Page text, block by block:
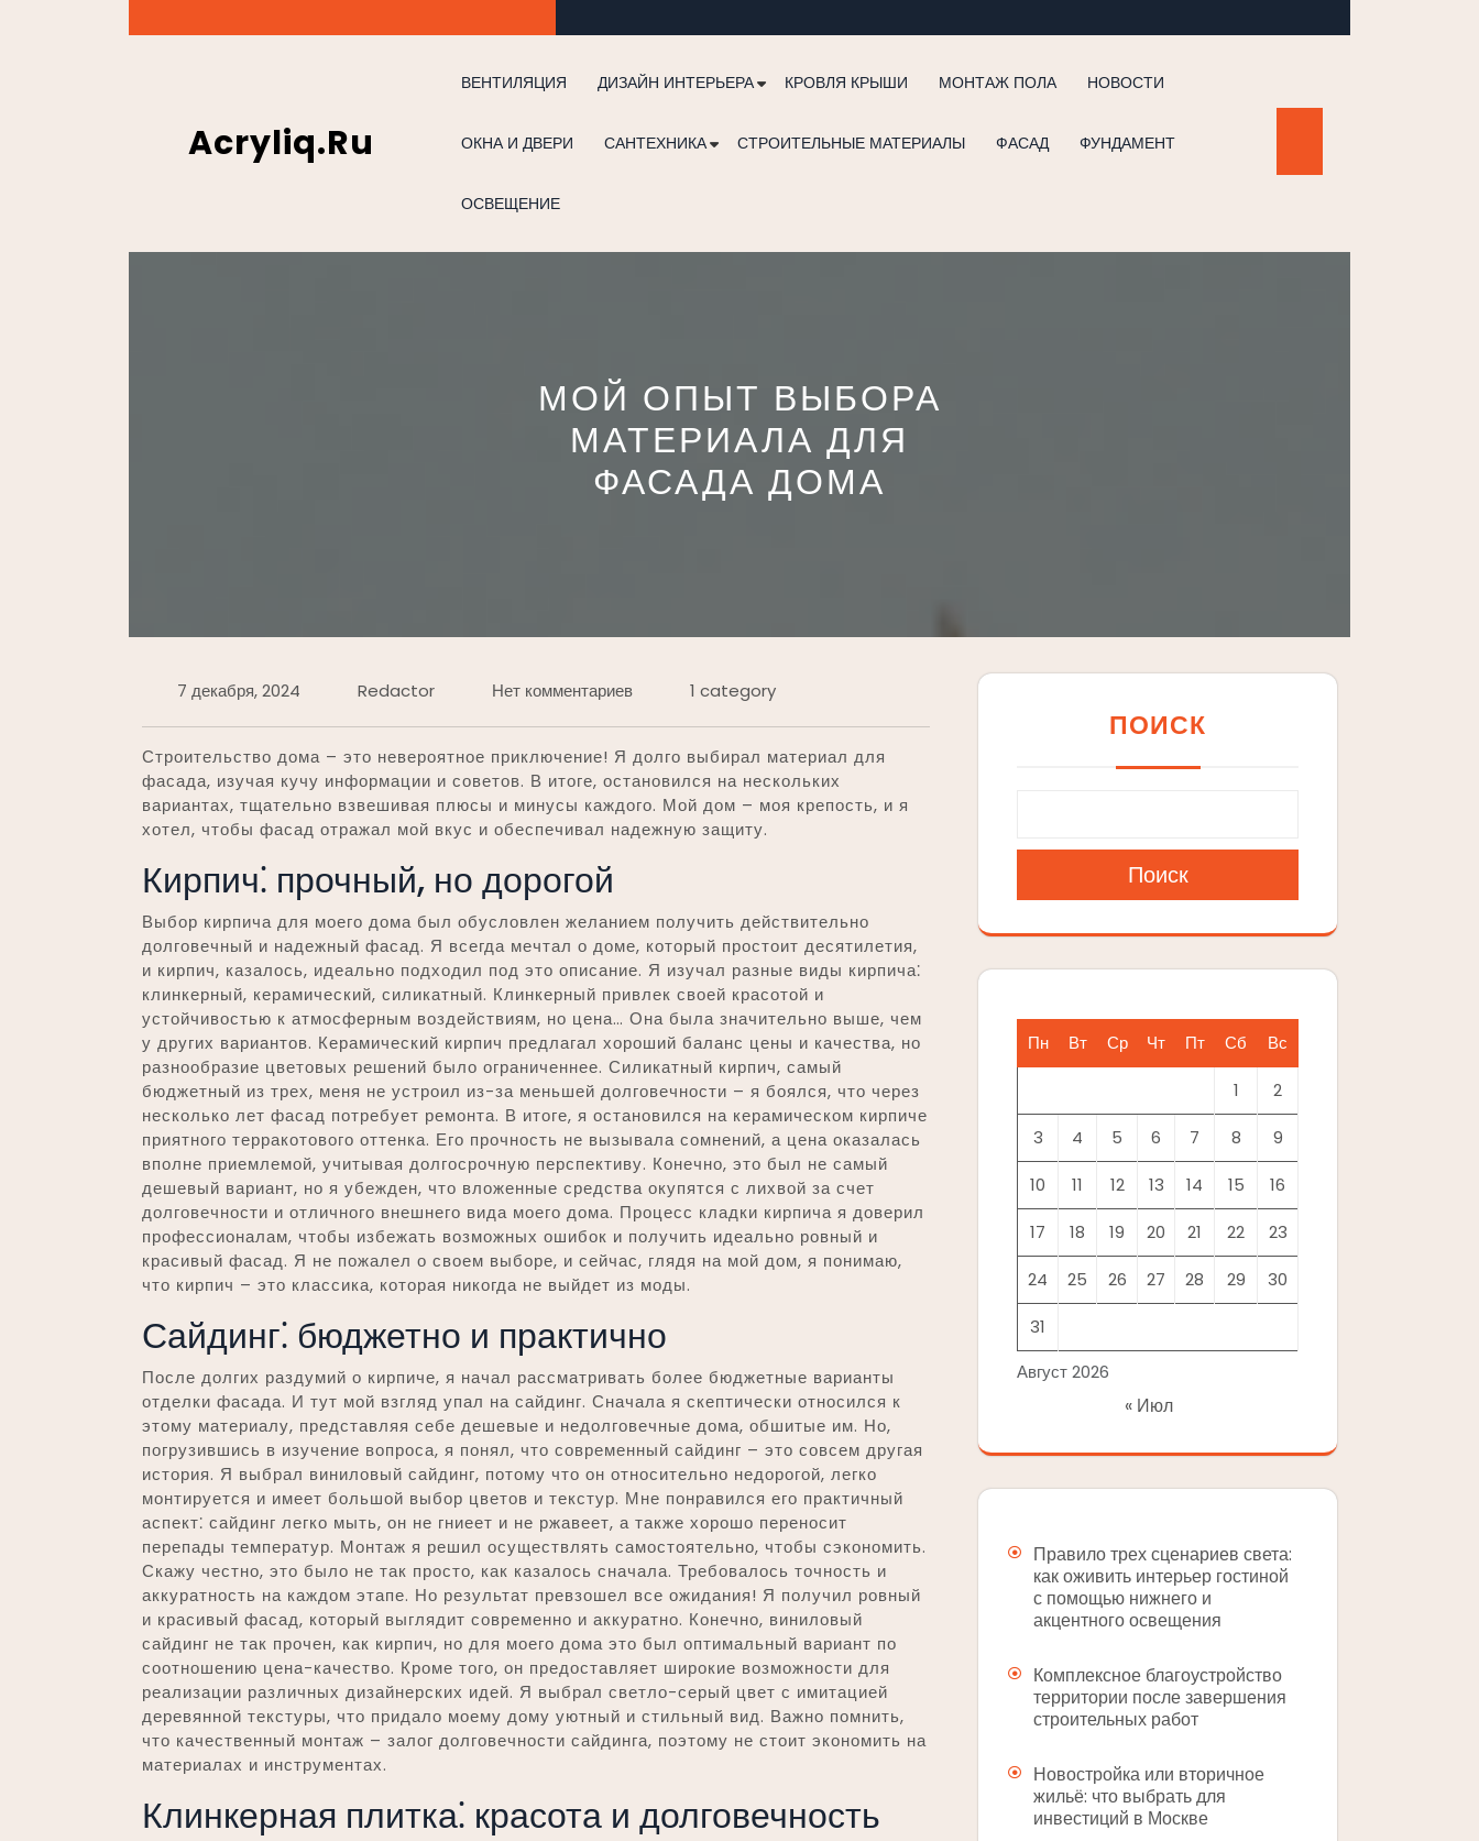
к
Acryliq.ru
ВЕНТИЛЯЦИЯ ДИЗАЙН ИНТЕРЬЕРА КРОВЛЯ КРЫШИ МОНТАЖ ПОЛА НОВОСТИ
ОКНА И ДВЕРИ САНТЕХНИКА СТРОИТЕЛЬНЫЕ МАТЕРИАЛЫ ФАСАД ФУНДАМЕНТ
ОСВЕЩЕНИЕ
МОЙ ОПЫТ ВЫБОРА
МАТЕРИАЛА ДЛЯ
ФАСАДА ДОМА
7 декабря, 2024 Redactor Нет комментариев 1 category
Строительство дома – это невероятное приключение! Я долго выбирал материал для
фасада, изучая кучу информации и советов. В итоге, остановился на нескольких
вариантах, тщательно взвешивая плюсы и минусы каждого. Мой дом – моя крепость, и я
хотел, чтобы фасад отражал мой вкус и обеспечивал надежную защиту.
Кирпич⁚ прочный, но дорогой
Выбор кирпича для моего дома был обусловлен желанием получить действительно
долговечный и надежный фасад. Я всегда мечтал о доме, который простоит десятилетия,
и кирпич, казалось, идеально подходил под это описание. Я изучал разные виды кирпича⁚
клинкерный, керамический, силикатный. Клинкерный привлек своей красотой и
устойчивостью к атмосферным воздействиям, но цена… Она была значительно выше, чем
у других вариантов. Керамический кирпич предлагал хороший баланс цены и качества, но
разнообразие цветовых решений было ограниченнее. Силикатный кирпич, самый
бюджетный из трех, меня не устроил из-за меньшей долговечности – я боялся, что через
несколько лет фасад потребует ремонта. В итоге, я остановился на керамическом кирпиче
приятного терракотового оттенка. Его прочность не вызывала сомнений, а цена оказалась
вполне приемлемой, учитывая долгосрочную перспективу. Конечно, это был не самый
дешевый вариант, но я убежден, что вложенные средства окупятся с лихвой за счет
долговечности и отличного внешнего вида моего дома. Процесс кладки кирпича я доверил
профессионалам, чтобы избежать возможных ошибок и получить идеально ровный и
красивый фасад. Я не пожалел о своем выборе, и сейчас, глядя на мой дом, я понимаю,
что кирпич – это классика, которая никогда не выйдет из моды.
Сайдинг⁚ бюджетно и практично
После долгих раздумий о кирпиче, я начал рассматривать более бюджетные варианты
отделки фасада. И тут мой взгляд упал на сайдинг. Сначала я скептически относился к
этому материалу, представляя себе дешевые и недолговечные дома, обшитые им. Но,
погрузившись в изучение вопроса, я понял, что современный сайдинг – это совсем другая
история. Я выбрал виниловый сайдинг, потому что он относительно недорогой, легко
монтируется и имеет большой выбор цветов и текстур. Мне понравился его практичный
аспект⁚ сайдинг легко мыть, он не гниеет и не ржавеет, а также хорошо переносит
перепады температур. Монтаж я решил осуществлять самостоятельно, чтобы сэкономить.
Скажу честно, это было не так просто, как казалось сначала. Требовалось точность и
аккуратность на каждом этапе. Но результат превзошел все ожидания! Я получил ровный
и красивый фасад, который выглядит современно и аккуратно. Конечно, виниловый
сайдинг не так прочен, как кирпич, но для моего дома это был оптимальный вариант по
соотношению цена-качество. Кроме того, он предоставляет широкие возможности для
реализации различных дизайнерских идей. Я выбрал светло-серый цвет с имитацией
деревянной текстуры, что придало моему дому уютный и стильный вид. Важно помнить,
что качественный монтаж – залог долговечности сайдинга, поэтому не стоит экономить на
материалах и инструментах.
Клинкерная плитка⁚ красота и долговечность
ПОИСК
Поиск
Август 2026
Пн Вт Ср Чт Пт Сб Вс
1 2
3 4 5 6 7 8 9
10 11 12 13 14 15 16
17 18 19 20 21 22 23
24 25 26 27 28 29 30
31
« Июл
Правило трех сценариев света:
как оживить интерьер гостиной
с помощью нижнего и
акцентного освещения
Комплексное благоустройство
территории после завершения
строительных работ
Новостройка или вторичное
жильё: что выбрать для
инвестиций в Москве